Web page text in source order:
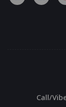
Call/